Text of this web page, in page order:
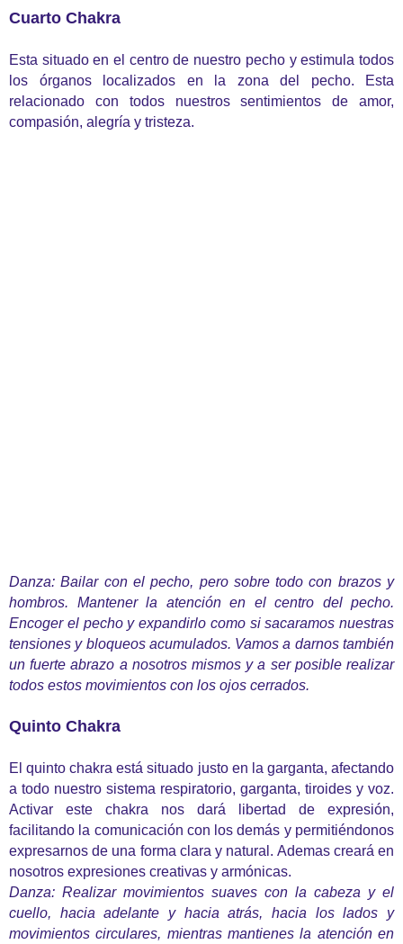
Cuarto Chakra
Esta situado en el centro de nuestro pecho y estimula todos
los órganos localizados en la zona del pecho. Esta
relacionado con todos nuestros sentimientos de amor,
compasión, alegría y tristeza.
Danza: Bailar con el pecho, pero sobre todo con brazos y
hombros. Mantener la atención en el centro del pecho.
Encoger el pecho y expandirlo como si sacaramos nuestras
tensiones y bloqueos acumulados. Vamos a darnos también
un fuerte abrazo a nosotros mismos y a ser posible realizar
todos estos movimientos con los ojos cerrados.
Quinto Chakra
El quinto chakra está situado justo en la garganta, afectando
a todo nuestro sistema respiratorio, garganta, tiroides y voz.
Activar este chakra nos dará libertad de expresión,
facilitando la comunicación con los demás y permitiéndonos
expresarnos de una forma clara y natural. Ademas creará en
nosotros expresiones creativas y armónicas.
Danza: Realizar movimientos suaves con la cabeza y el
cuello, hacia adelante y hacia atrás, hacia los lados y
movimientos circulares, mientras mantienes la atención en